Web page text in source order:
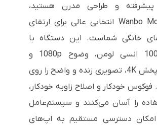
پیشرفته و طراحی مدرن هستید،
Wanbo Mozart 1 Pro انتخابی عالی برای ارتقای
خانگی شماست. این دستگاه با
روشنایی 1000 انسی لومن، وضوح 1080p و
پشتیبانی از پخش 4K، تصویری زنده و واضح را روی
فوکوس خودکار و اصلاح زاویه خودکار،
را آسان می‌کنند و سیستم‌عامل
اندروید 11 امکان دسترسی مستقیم به اپ‌های